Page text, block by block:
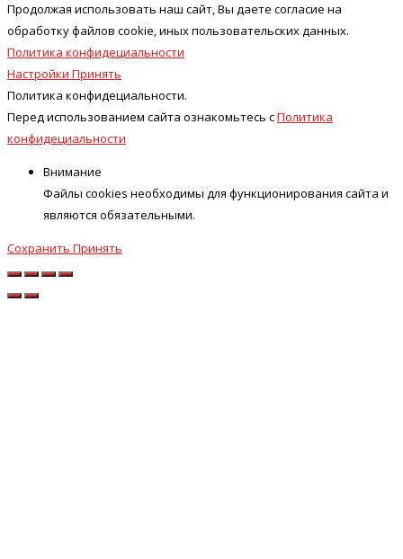
Продолжая использовать наш cайт, Вы даете согласие на
обработку файлов cookie, иных пользовательских данных.
Политика конфидециальности
Настройки Принять
Политика конфидециальности.
Перед использованием сайта ознакомьтесь сПолитика
конфидециальности
Внимание
Файлы cookies необходимы для функционирования сайта и
являются обязательными.
Сохранить Принять